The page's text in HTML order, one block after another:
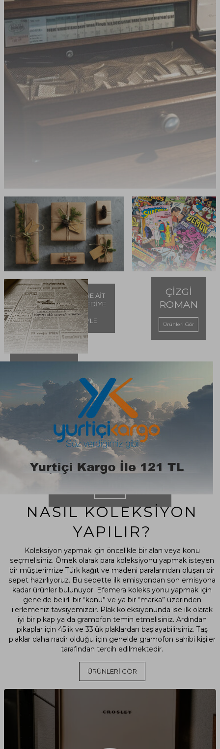
BİZİMLE SATIN
Detaylı bilgi için tıklayınız
ÖZEL GÜNLERE AİT
GAZETELER HEDİYE
KUTUSU
SEÇENEĞİYLE
ÇİZGİ
ROMAN
Ürünleri Gör
AİT
GAZETELER
NASIL KOLEKSİYON
YAPILIR?
Koleksiyon yapmak için öncelikle bir alan veya konu
seçmelisiniz. Örnek olarak para koleksiyonu yapmak isteyen
bir müşterimize Türk kağıt ve madeni paralarından oluşan bir
sepet hazırlıyoruz. Bu sepette ilk emisyondan son emisyona
kadar ürünler bulunuyor. Efemera koleksiyonu yapmak için
genelde belirli bir “konu” ve ya bir “marka” üzerinden
ilerlemeniz tavsiyemizdir. Plak koleksiyonunda ise ilk olarak
iyi bir pikap ya da gramofon temin etmelisiniz. Ardından
pikaplar için 45lik ve 33lük plaklardan başlayabilirsiniz. Taş
plaklar daha nadir olduğu için genelde gramofon sahibi kişiler
tarafından tercih edilmektedir.
ÜRÜNLERİ GÖR